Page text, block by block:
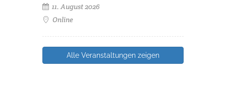
11. August 2026
Online
Alle Veranstaltungen zeigen